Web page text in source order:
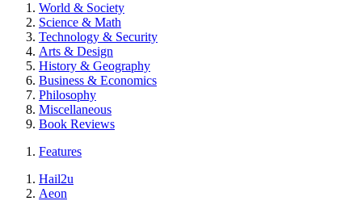
World & Society
Science & Math
Technology & Security
Arts & Design
History & Geography
Business & Economics
Philosophy
Miscellaneous
Book Reviews
Features
Hail2u
Aeon